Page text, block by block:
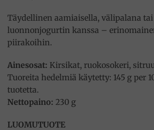
Täydellinen aamiaisella, välipalana tai
luonnonjogurtin kanssa –
piirakoihin.
Ainesosat: Kirsikat, ruokosokeri,
Tuoreita hedelmiä käytetty: 145 g per
tuotetta.
Nettopaino: 230 g
LUOMUTUOTE